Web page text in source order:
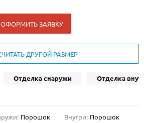
ОФОРМИТЬ ЗАЯВКУ
ДРУГОЙ РАЗМЕР
Отделка снаружи Отделка
Порошок Внутри: Порошок